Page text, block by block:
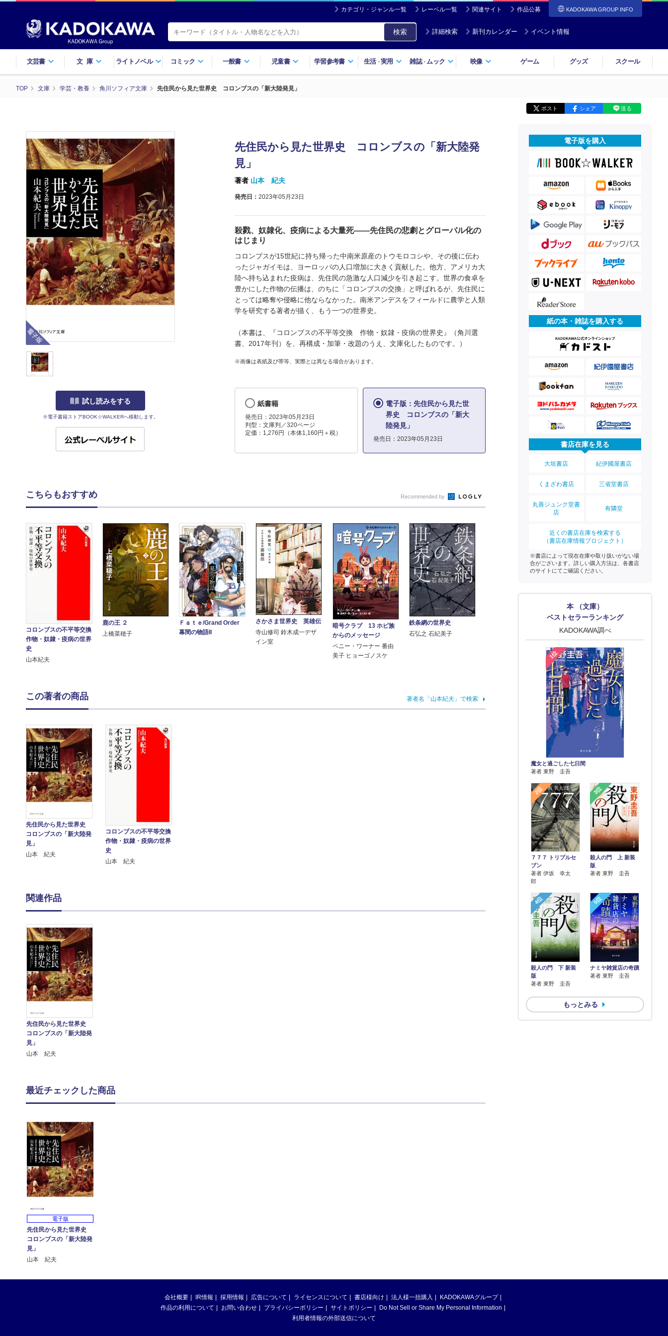
カテゴリ・ジャンル一覧 レーベル一覧 関連サイト 作品公募 KADOKAWA GROUP INFO
検索 詳細検索 新刊カレンダー イベント情報
文芸書 文庫 ライトノベル コミック 一般書 児童書 学習参考書 生活・実用 雑誌・ ムック 映像 ゲーム グッズ スクール
TOP 文庫 学芸・教養 角川ソフィア文庫 先住民から見た世界史 コロンブスの「新大陸発見」
ポスト シェア 送る
試し読みをする
※電子書籍ストアBOOK☆WALKERへ移動します。
先住民から見た世界史 コロンブスの「新大陸発
見」
著者 山本 紀夫
発売日： 2023年05月23日
殺戮、奴隷化、疫病による大量死――先住民の悲劇とグローバル化の
はじまり
コロンブスが15世紀に持ち帰った中南米原産のトウモロコシや、その後に伝わ
ったジャガイモは、ヨーロッパの人口増加に大きく貢献した。他方、アメリカ大
陸へ持ち込まれた疫病は、先住民の急激な人口減少を引き起こす。世界の食卓を
豊かにした作物の伝播は、のちに「コロンブスの交換」と呼ばれるが、先住民に
とっては略奪や侵略に他ならなかった。南米アンデスをフィールドに農学と人類
学を研究する著者が描く、もう一つの世界史。
（本書は、『コロンブスの不平等交換 作物・奴隷・疫病の世界史』（角川選
書、2017年刊）を、再構成・加筆・改題のうえ、文庫化したものです。）
※画像は表紙及び帯等、実際とは異なる場合があります。
紙書籍
発売日：2023年05月23日
判型：文庫判／320ページ
定価：1,276円（本体1,160円＋税）
電子版：先住民から見た世
界史 コロンブスの「新大
陸発見」
発売日：2023年05月23日
電子版を購入
紙の本・雑誌を購入する
書店在庫を見る
大垣書店 紀伊國屋書店
くまざわ書店 三省堂書店
丸善ジュンク堂書
店
有隣堂
近くの書店在庫を検索する
（書店在庫情報プロジェクト）
※書店によって現在在庫や取り扱いがない場
合がございます。詳しい購入方法は、各書店
のサイトにてご確認ください。
本 （文庫）
ベストセラーランキング
KADOKAWA調べ
1位
魔女と過ごした七日間
著者 東野 圭吾
2位
７７７ トリプルセ
ブン
著者 伊坂 幸太
郎
3位
殺人の門 上 新装
版
著者 東野 圭吾
4位
殺人の門 下 新装
版
著者 東野 圭吾
5位
ナミヤ雑貨店の奇蹟
著者 東野 圭吾
もっとみる
こちらもおすすめ Recommended by
コロンブスの不平等交換
作物・奴隷・疫病の世界
史
山本紀夫
鹿の王 ２
上橋菜穂子
Ｆａｔｅ/Grand Order
幕間の物語II
さかさま世界史 英雄伝
寺山修司 鈴木成一デザ
イン室
暗号クラブ 13 ホピ族
からのメッセージ
ペニー・ワーナー 番由
美子 ヒョーゴノスケ
鉄条網の世界史
石弘之 石紀美子
この著者の商品 著者名「山本紀夫」で検索
先住民から見た世界史
コロンブスの「新大陸発
見」
山本 紀夫
コロンブスの不平等交換
作物・奴隷・疫病の世界
史
山本 紀夫
関連作品
先住民から見た世界史
コロンブスの「新大陸発
見」
山本 紀夫
最近チェックした商品
電子版
先住民から見た世界史
コロンブスの「新大陸発
見」
山本 紀夫
会社概要 IR情報 採用情報 広告について ライセンスについて 書店様向け 法人様一括購入
KADOKAWAグループ
作品の利用について
お問い合わせ プライバシーポリシー サイトポリシー
Do Not Sell or Share My Personal Information
利用者情報の外部送信について